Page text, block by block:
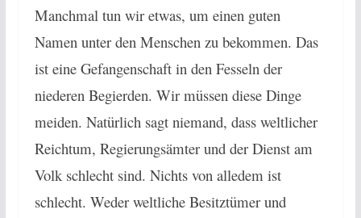
Manchmal tun wir etwas, um einen guten
Namen unter den Menschen zu bekommen. Das
ist eine Gefangenschaft in den Fesseln der
niederen Begierden. Wir müssen diese Dinge
meiden. Natürlich sagt niemand, dass weltlicher
Reichtum, Regierungsämter und der Dienst am
Volk schlecht sind. Nichts von alledem ist
schlecht. Weder weltliche Besitztümer und